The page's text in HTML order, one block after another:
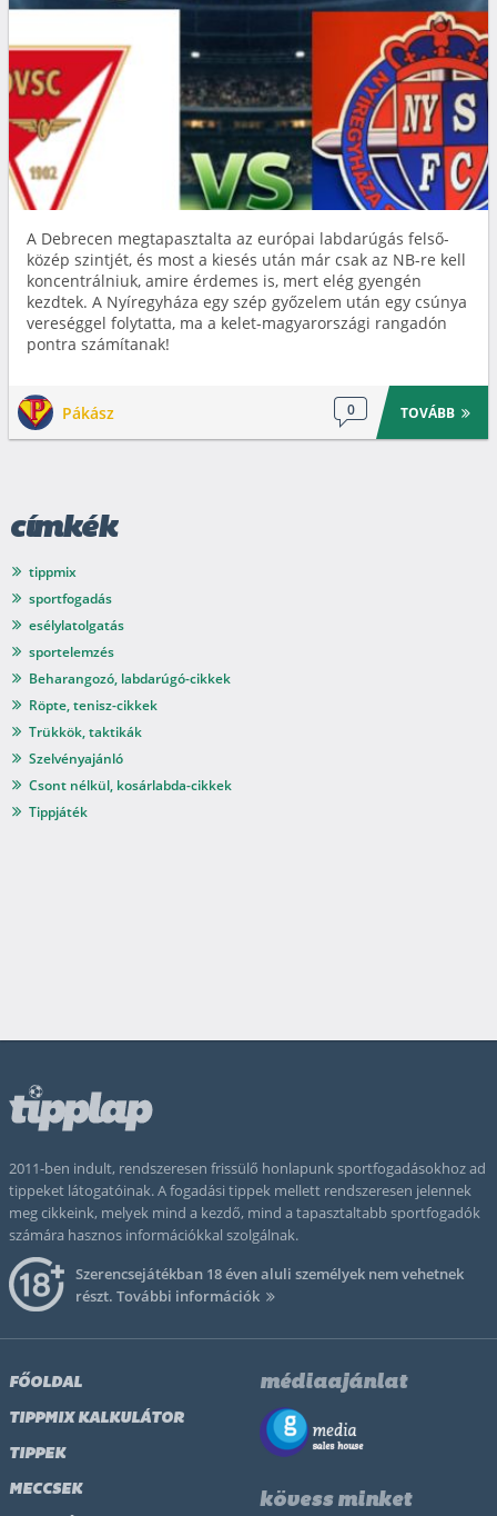
A Debrecen megtapasztalta az európai labdarúgás felső-
közép szintjét, és most a kiesés után már csak az NB-re kell
koncentrálniuk, amire érdemes is, mert elég gyengén
kezdtek. A Nyíregyháza egy szép győzelem után egy csúnya
vereséggel folytatta, ma a kelet-magyarországi rangadón
pontra számítanak!
Pákász 0 TOVÁBB
címkék
tippmix
sportfogadás
esélylatolgatás
sportelemzés
Beharangozó, labdarúgó-cikkek
Röpte, tenisz-cikkek
Trükkök, taktikák
Szelvényajánló
Csont nélkül, kosárlabda-cikkek
Tippjáték
2011-ben indult, rendszeresen frissülő honlapunk sportfogadásokhoz ad
tippeket látogatóinak. A fogadási tippek mellett rendszeresen jelennek
meg cikkeink, melyek mind a kezdő, mind a tapasztaltabb sportfogadók
számára hasznos információkkal szolgálnak.
Szerencsejátékban 18 éven aluli személyek nem vehetnek
részt. További információk
FŐOLDAL
TIPPMIX KALKULÁTOR
TIPPEK
MECCSEK
médiaajánlat
kövess minket